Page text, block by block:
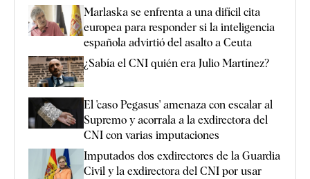
Marlaska se enfrenta a una difícil cita
europea para responder si la inteligencia
española advirtió del asalto a Ceuta
¿Sabía el CNI quién era Julio Martínez?
El 'caso Pegasus' amenaza con escalar al
Supremo y acorrala a la exdirectora del
CNI con varias imputaciones
Imputados dos exdirectores de la Guardia
Civil y la exdirectora del CNI por usar